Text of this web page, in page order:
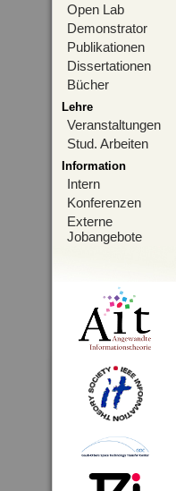
Open Lab
Demonstrator
Publikationen
Dissertationen
Bücher
Lehre
Veranstaltungen
Stud. Arbeiten
Information
Intern
Konferenzen
Externe
Jobangebote